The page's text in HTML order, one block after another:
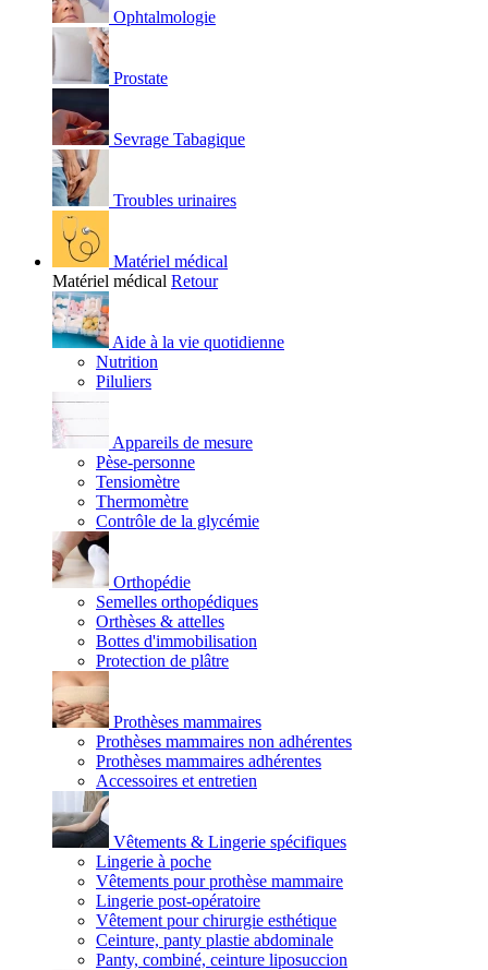
Ophtalmologie
Prostate
Sevrage Tabagique
Troubles urinaires
Matériel médical
Matériel médical Retour
Aide à la vie quotidienne
Nutrition
Piluliers
Appareils de mesure
Pèse-personne
Tensiomètre
Thermomètre
Contrôle de la glycémie
Orthopédie
Semelles orthopédiques
Orthèses & attelles
Bottes d'immobilisation
Protection de plâtre
Prothèses mammaires
Prothèses mammaires non adhérentes
Prothèses mammaires adhérentes
Accessoires et entretien
Vêtements & Lingerie spécifiques
Lingerie à poche
Vêtements pour prothèse mammaire
Lingerie post-opératoire
Vêtement pour chirurgie esthétique
Ceinture, panty plastie abdominale
Panty, combiné, ceinture liposuccion